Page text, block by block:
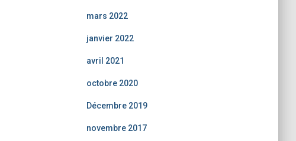
mars 2022
janvier 2022
avril 2021
octobre 2020
Décembre 2019
novembre 2017